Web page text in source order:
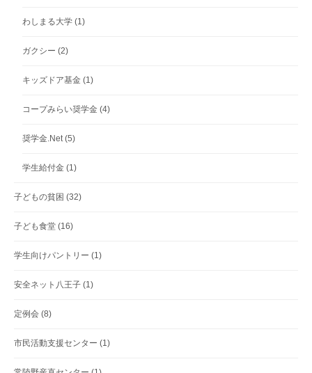
わしまる大学 (1)
ガクシー (2)
キッズドア基金 (1)
コープみらい奨学金 (4)
奨学金.Net(5)
学生給付金 (1)
子どもの貧困 (32)
子ども食堂 (16)
学生向けパントリー (1)
安全ネット八王子 (1)
定例会 (8)
市民活動支援センター (1)